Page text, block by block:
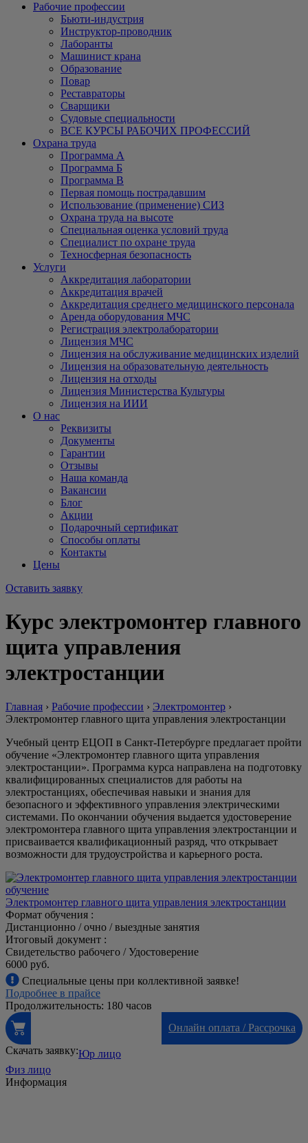
Рабочие профессии
Бьюти-индустрия
Инструктор-проводник
Лаборанты
Машинист крана
Образование
Повар
Реставраторы
Сварщики
Судовые специальности
ВСЕ КУРСЫ РАБОЧИХ ПРОФЕССИЙ
Охрана труда
Программа А
Программа Б
Программа В
Первая помощь пострадавшим
Использование (применение) СИЗ
Охрана труда на высоте
Специальная оценка условий труда
Специалист по охране труда
Техносферная безопасность
Услуги
Аккредитация лаборатории
Аккредитация врачей
Аккредитация среднего медицинского персонала
Аренда оборудования МЧС
Регистрация электролаборатории
Лицензия МЧС
Лицензия на обслуживание медицинских изделий
Лицензия на образовательную деятельность
Лицензия на отходы
Лицензия Министерства Культуры
Лицензия на ИИИ
О нас
Реквизиты
Документы
Гарантии
Отзывы
Наша команда
Вакансии
Блог
Акции
Подарочный сертификат
Способы оплаты
Контакты
Цены
Оставить заявку
Курс электромонтер главного
щита управления
электростанции
Главная › Рабочие профессии › Электромонтер ›
Электромонтер главного щита управления электростанции
Учебный центр ЕЦОП в Санкт-Петербурге предлагает пройти
обучение «Электромонтер главного щита управления
электростанции». Программа курса направлена на подготовку
квалифицированных специалистов для работы на
электростанциях, обеспечивая навыки и знания для
безопасного и эффективного управления электрическими
системами. По окончании обучения выдается удостоверение
электромонтера главного щита управления электростанции и
присваивается квалификационный разряд, что открывает
возможности для трудоустройства и карьерного роста.
Электромонтер главного щита управления электростанции
Формат обучения :
Дистанционно / очно / выездные занятия
Итоговый документ :
Свидетельство рабочего / Удостоверение
6000 руб.
Специальные цены при коллективной заявке!
Подробнее в прайсе
Продолжительность: 180 часов
Онлайн оплата / Рассрочка
Скачать заявку:Юр лицо
Физ лицо
Информация